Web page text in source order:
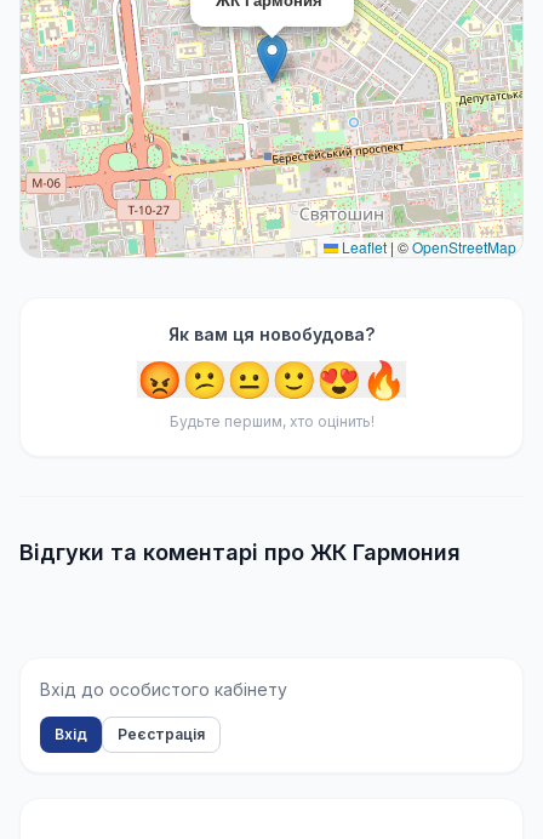
Leaflet | ©OpenStreetMap
Як вам ця новобудова?
😡😕😐🙂😍🔥
Будьте першим, хто оцінить!
Відгуки та коментарі про ЖК Гармония
Вхід до особистого кабінету
Вхід Реєстрація